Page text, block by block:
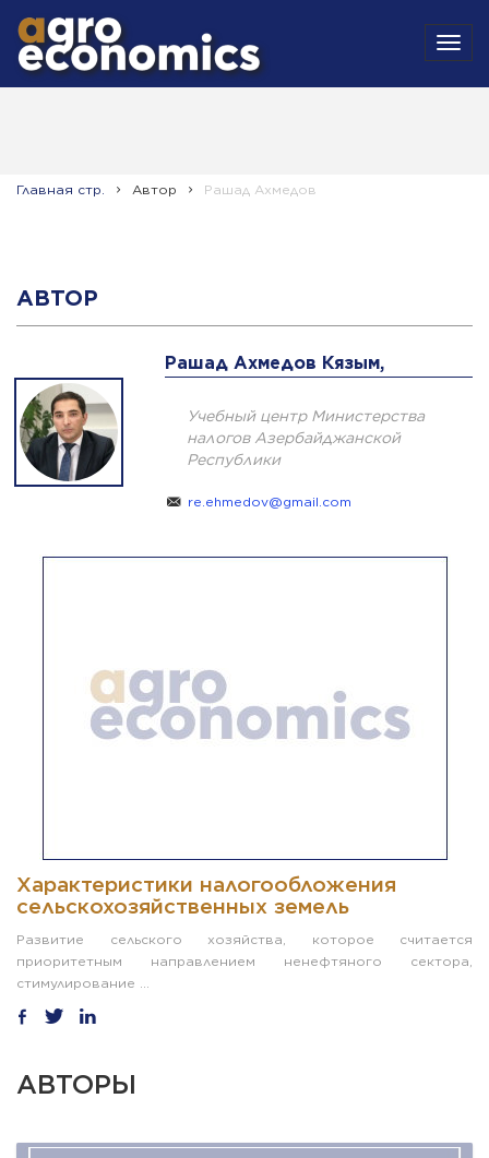
Главная стр. Автор Рашад Ахмедов
АВТОР
Рашад Ахмедов Кязым,
Учебный центр Министерства
налогов Азербайджанской
Республики
re.ehmedov@gmail.com
Характеристики налогообложения
сельскохозяйственных земель
Развитие сельского хозяйства, которое считается
приоритетным направлением ненефтяного сектора,
стимулирование ...
АВТОРЫ